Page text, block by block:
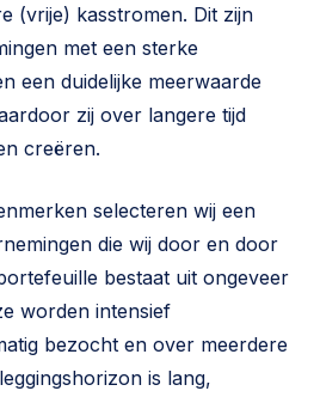
(vrije) kasstromen. Dit zijn
met een sterke
een duidelijke meerwaarde
zij over langere tijd
creëren.
selecteren wij een
die wij door en door
bestaat uit ongeveer
worden intensief
bezocht en over meerdere
is lang,